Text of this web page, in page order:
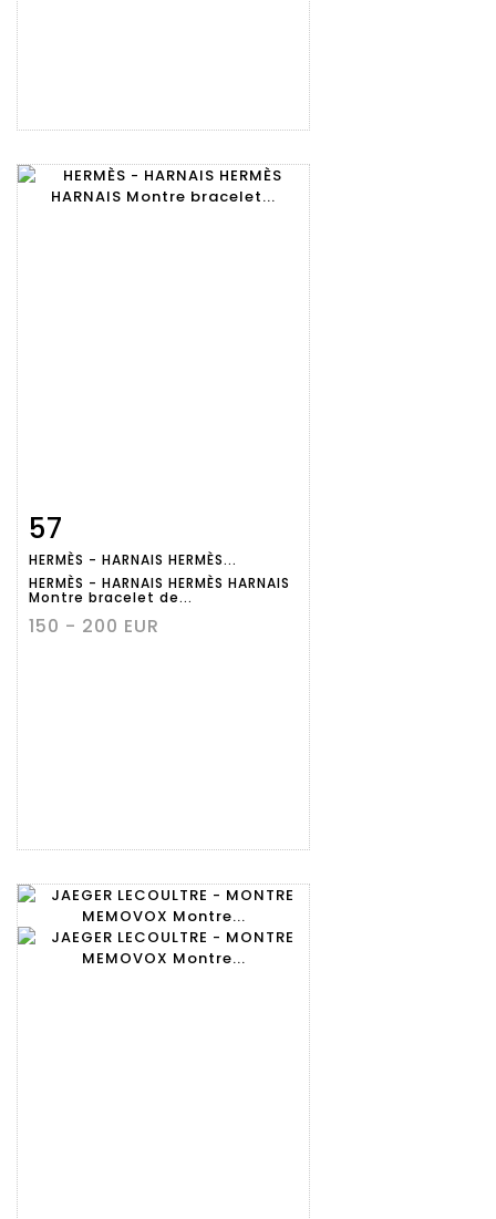
détaillée
57
HERMÈS - HARNAIS HERMÈS...
HERMÈS - HARNAIS HERMÈS HARNAIS
Montre bracelet de...
150 - 200 EUR